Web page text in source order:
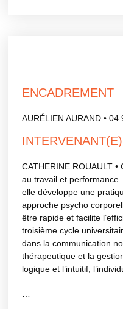
ENCADREMENT
AURÉLIEN AURAND • 04
CATHERINE ROUAULT
au travail et performance.
elle développe une
approche psycho
être rapide et facilite
troisième cycle
dans la communication
thérapeutique et la
logique et l’intuitif,